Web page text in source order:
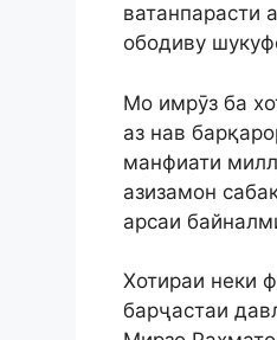
ватанпарасти
ободиву
Мо имрӯз ба
аз нав
манфиати
азизамон
арсаи
Хотираи неки
барҷастаи